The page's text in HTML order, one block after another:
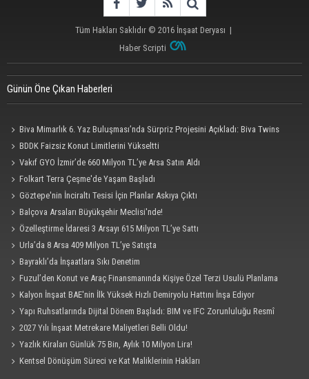
Tüm Hakları Saklıdır © 2016 İnşaat Deryası |
Haber Scripti
Günün Öne Çıkan Haberleri
Biva Mimarlık 6. Yaz Buluşması’nda Sürpriz Projesini Açıkladı: Biva Twins
BDDK Faizsiz Konut Limitlerini Yükseltti
Vakıf GYO İzmir’de 660 Milyon TL’ye Arsa Satın Aldı
Folkart Terra Çeşme'de Yaşam Başladı
Göztepe'nin İnciraltı Tesisi İçin Planlar Askıya Çıktı
Balçova Arsaları Büyükşehir Meclisi'nde!
Özelleştirme İdaresi 3 Arsayı 615 Milyon TL’ye Sattı
Urla’da 8 Arsa 409 Milyon TL’ye Satışta
Bayraklı’da İnşaatlara Sıkı Denetim
Fuzul’den Konut ve Araç Finansmanında Kişiye Özel Terzi Usulü Planlama
Kalyon İnşaat BAE'nin İlk Yüksek Hızlı Demiryolu Hattını İnşa Ediyor
Yapı Ruhsatlarında Dijital Dönem Başladı: BIM ve IFC Zorunluluğu Resmî
Gazete'de
2027 Yılı İnşaat Metrekare Maliyetleri Belli Oldu!
Yazlık Kiraları Günlük 75 Bin, Aylık 10 Milyon Lira!
Kentsel Dönüşüm Süreci ve Kat Maliklerinin Hakları